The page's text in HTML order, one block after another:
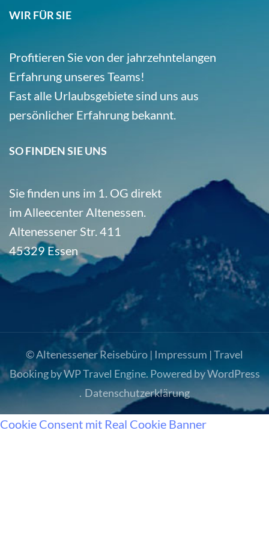
WIR FÜR SIE
Profitieren Sie von der jahrzehntelangen
Erfahrung unseres Teams!
Fast alle Urlaubsgebiete sind uns aus
persönlicher Erfahrung bekannt.
SO FINDEN SIE UNS
Sie finden uns im 1. OG direkt
im Alleecenter Altenessen.
Altenessener Str. 411
45329 Essen
© Altenessener Reisebüro | Impressum |Travel
Booking byWP Travel Engine. Powered byWordPress
. Datenschutzerklärung
Cookie Consent mit Real Cookie Banner